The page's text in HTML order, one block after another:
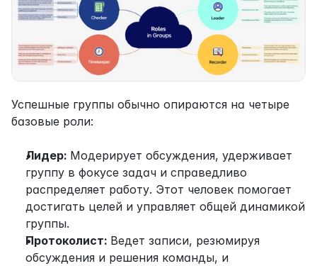
Успешные группы обычно опираются на четыре
базовые роли:
Лидер: Модерирует обсуждения, удерживает
группу в фокусе задач и справедливо
распределяет работу. Этот человек помогает
достигать целей и управляет общей динамикой
группы.
Протоколист: Ведет записи, резюмируя
обсуждения и решения команды, и